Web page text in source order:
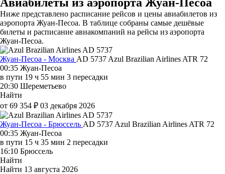
Ниже представлено расписание рейсов и цены авиабилетов из
аэропорта Жуан-Песоа. В таблице собраны самые дешёвые
билеты и расписание авиакомпаний на рейсы из аэропорта
Жуан-Песоа.
Жуан-Песоа - Москва AD 5737 Azul Brazilian Airlines ATR 72
00:35 Жуан-Песоа
в пути 19 ч 55 мин 3 пересадки
20:30 Шереметьево
Найти
от 69 354 ₽ 03 декабря 2026
Жуан-Песоа - Брюссель AD 5737 Azul Brazilian Airlines ATR 72
00:35 Жуан-Песоа
в пути 15 ч 35 мин 2 пересадки
16:10 Брюссель
Найти
Найти 13 августа 2026